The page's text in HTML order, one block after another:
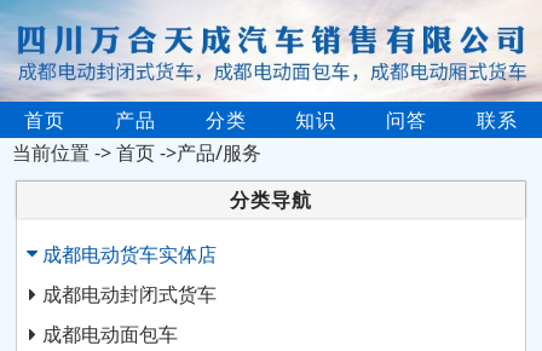
首页 产品 分类 知识 问答
联系
当前位置 ->首页->产品/服务
分类导航
成都电动货车实体店
成都电动封闭式货车
成都电动面包车